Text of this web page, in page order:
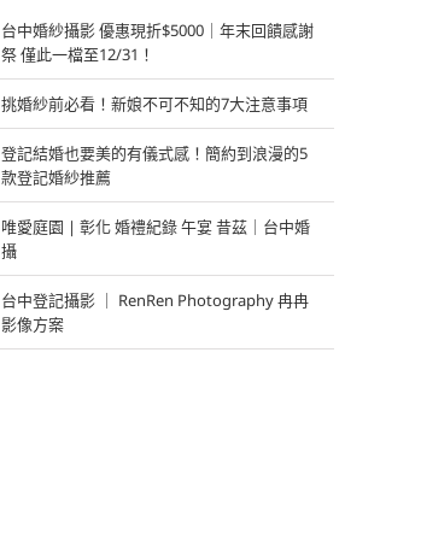
台中婚紗攝影 優惠現折$5000｜年末回饋感謝
祭 僅此一檔至12/31！
挑婚紗前必看！新娘不可不知的7大注意事項
登記結婚也要美的有儀式感！簡約到浪漫的5
款登記婚紗推薦
唯愛庭園 | 彰化 婚禮紀錄 午宴 昔茲｜台中婚
攝
台中登記攝影 ｜ RenRen Photography 冉冉
影像方案